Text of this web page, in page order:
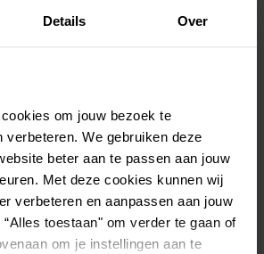
Details Over
om jouw bezoek te
verbeteren. We gebruiken deze
beter aan te passen aan jouw
Met deze cookies kunnen wij
verbeteren en aanpassen aan jouw
toestaan" om verder te gaan of
om je instellingen aan te
graanmengeling voor een optimale
leg
33% hoogwaardige legkorrel
mineralen en vitaminen